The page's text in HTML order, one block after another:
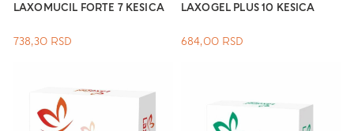
LAXOMUCIL FORTE 7 KESICA
738,30 RSD
LAXOGEL PLUS 10 KESICA
684,00 RSD